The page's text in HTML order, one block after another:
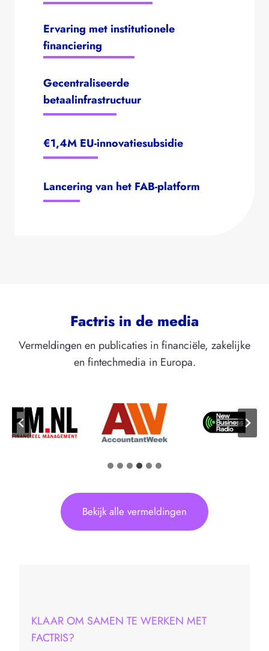
Ervaring met institutionele
financiering
Gecentraliseerde
betaalinfrastructuur
€1,4M EU-innovatiesubsidie
Lancering van het FAB-platform
Factris in de media
Vermeldingen en publicaties in financiële, zakelijke
en fintechmedia in Europa.
Bekijk alle vermeldingen
KLAAR OM SAMEN TE WERKEN MET
FACTRIS?